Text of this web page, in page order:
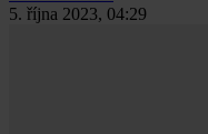
5. října 2023, 04:29